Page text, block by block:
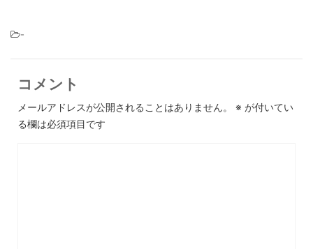
-
コメント
メールアドレスが公開されることはありません。 ※ が付いてい
る欄は必須項目です